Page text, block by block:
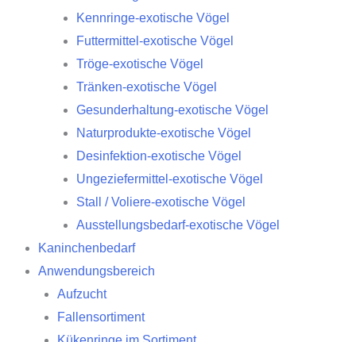
Kennringe-exotische Vögel
Futtermittel-exotische Vögel
Tröge-exotische Vögel
Tränken-exotische Vögel
Gesunderhaltung-exotische Vögel
Naturprodukte-exotische Vögel
Desinfektion-exotische Vögel
Ungeziefermittel-exotische Vögel
Stall / Voliere-exotische Vögel
Ausstellungsbedarf-exotische Vögel
Kaninchenbedarf
Anwendungsbereich
Aufzucht
Fallensortiment